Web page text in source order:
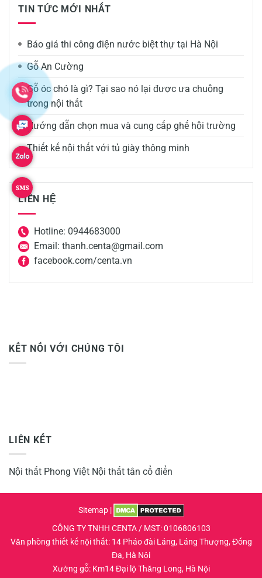
TIN TỨC MỚI NHẤT
Báo giá thi công điện nước biệt thự tại Hà Nội
Gỗ An Cường
Gỗ óc chó là gì? Tại sao nó lại được ưa chuộng
trong nội thất
Hướng dẫn chọn mua và cung cấp ghế hội trường
Thiết kế nội thất với tủ giày thông minh
LIÊN HỆ
Hotline: 0944683000
Email: thanh.centa@gmail.com
facebook.com/centa.vn
KẾT NỐI VỚI CHÚNG TÔI
LIÊN KẾT
Nội thất Phong Việt Nội thất tân cổ điển
Sitemap|
CÔNG TY TNHH CENTA / MST: 0106806103
Văn phòng thiết kế nội thất: 14 Pháo đài Láng, Láng Thượng, Đống
Đa, Hà Nội
Xưởng gỗ: Km14 Đại lộ Thăng Long, Hà Nội